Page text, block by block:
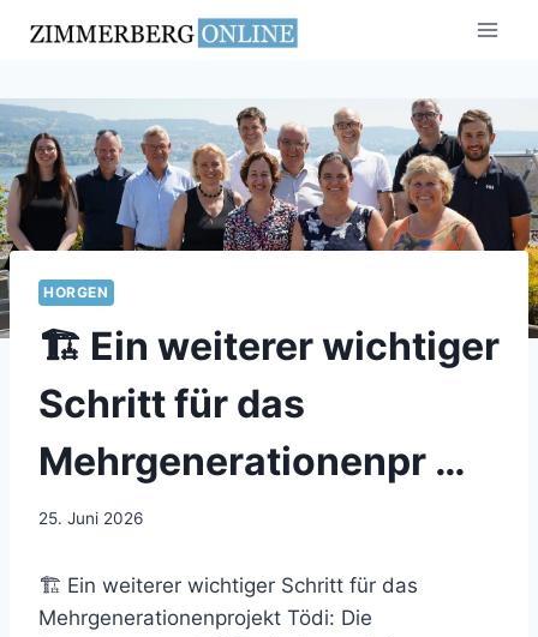
Inhalt
HORGEN
🏗️ Ein weiterer wichtiger
Schritt für das
Mehrgenerationenpr …
25. Juni 2026
🏗️ Ein weiterer wichtiger Schritt für das
Mehrgenerationenprojekt Tödi: Die